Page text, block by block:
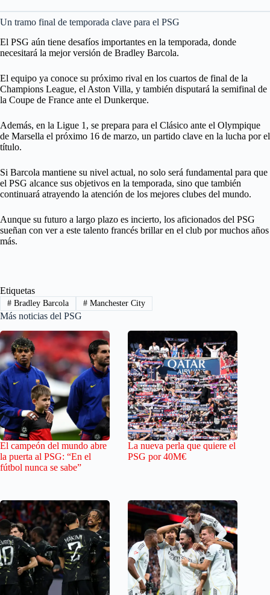
Un tramo final de temporada clave para el PSG
El PSG aún tiene desafíos importantes en la temporada, donde
necesitará la mejor versión de Bradley Barcola.
El equipo ya conoce su próximo rival en los cuartos de final de la
Champions League, el Aston Villa, y también disputará la semifinal de
la Coupe de France ante el Dunkerque.
Además, en la Ligue 1, se prepara para el Clásico ante el Olympique
de Marsella el próximo 16 de marzo, un partido clave en la lucha por el
título.
Si Barcola mantiene su nivel actual, no solo será fundamental para que
el PSG alcance sus objetivos en la temporada, sino que también
continuará atrayendo la atención de los mejores clubes del mundo.
Aunque su futuro a largo plazo es incierto, los aficionados del PSG
sueñan con ver a este talento francés brillar en el club por muchos años
más.
Etiquetas
#Bradley Barcola #Manchester City
Más noticias del PSG
El campeón del mundo abre
la puerta al PSG: “En el
fútbol nunca se sabe”
La nueva perla que quiere el
PSG por 40M€